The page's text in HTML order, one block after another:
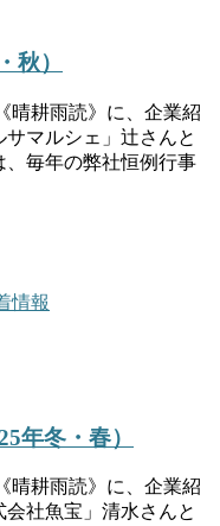
秋）
晴耕雨読》に、企業紹
マルシェ」辻さんと
毎年の弊社恒例行事
情報
年冬・春）
晴耕雨読》に、企業紹
社魚宝」清水さんと